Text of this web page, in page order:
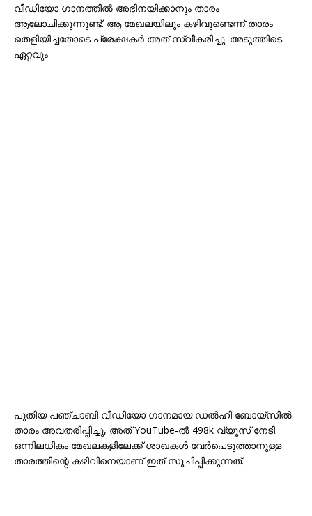
വീഡിയോ ഗാനത്തിൽ അഭിനയിക്കാനും താരം
ആലോചിക്കുന്നുണ്ട്. ആ മേഖലയിലും കഴിവുണ്ടെന്ന് താരം
തെളിയിച്ചതോടെ പ്രേക്ഷകർ അത് സ്വീകരിച്ചു. അടുത്തിടെ
ഏറ്റവും
പുതിയ പഞ്ചാബി വീഡിയോ ഗാനമായ ഡൽഹി ബോയ്‌സിൽ
താരം അവതരിപ്പിച്ചു, അത് YouTube-ൽ 498k വ്യൂസ് നേടി.
ഒന്നിലധികം മേഖലകളിലേക്ക് ശാഖകൾ വേർപെടുത്താനുള്ള
താരത്തിന്റെ കഴിവിനെയാണ് ഇത് സൂചിപ്പിക്കുന്നത്.